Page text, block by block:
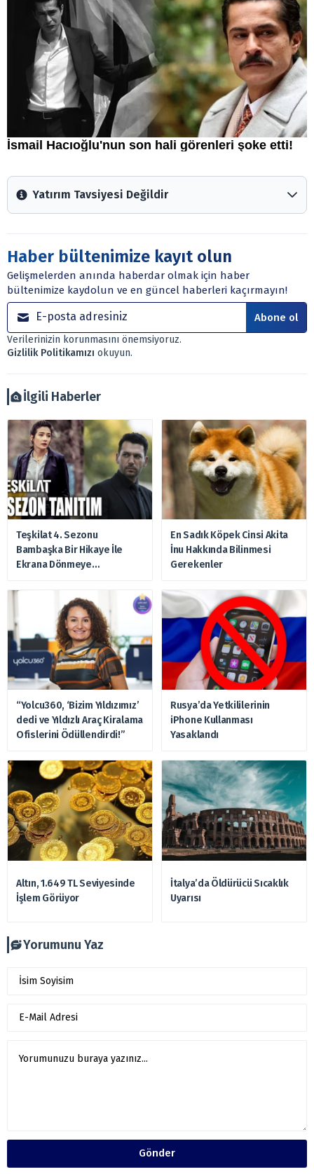
Yatırım Tavsiyesi Değildir
Arztakvimi.com.tr içerisinde yayınlanan bilgiler, yorumlar
Sitede yer alan tüm içerikler kişisel görüşlere
dayanmaktadır. Yatırım danışmanlığı hizmeti; aracı
kurumlar, mevduat kabul etmeyen bankalar, portföy
yönetim şirketleri ile müşteri arasında imzalanacak
sözleşme çerçevesinde sunulmaktadır.
Sitemizde bulunan bilgiler ve görüşler, sizin mali
durumunuz, risk – getiri beklentileriniz ile uyuşmayabilir.
Ayrıca burada yer alan bilgilere dayanarak, yatırım kararı
zararlardan, arztakvimi.com.tr sorumlu tutulamaz.
Haber bültenimize kayıt olun
Gelişmelerden anında haberdar olmak için haber
bültenimize kaydolun ve en güncel haberleri kaçırmayın!
Abone ol
Verilerinizin korunmasını önemsiyoruz.
Gizlilik Politikamızı okuyun.
İlgili Haberler
Teşkilat 4. Sezonu
Bambaşka Bir Hikaye İle
Ekrana Dönmeye
En Sadık Köpek Cinsi Akita
İnu Hakkında Bilinmesi
Gerekenler
“Yolcu360, ‘Bizim Yıldızımız’
dedi ve Yıldızlı Araç Kiralama
Ofislerini Ödüllendirdi!”
Rusya’da Yetkililerinin
iPhone Kullanması
Yasaklandı
Altın, 1.649 TL Seviyesinde
İşlem Görüyor
İtalya’da Öldürücü Sıcaklık
Uyarısı
Yorumunu Yaz
Gönder